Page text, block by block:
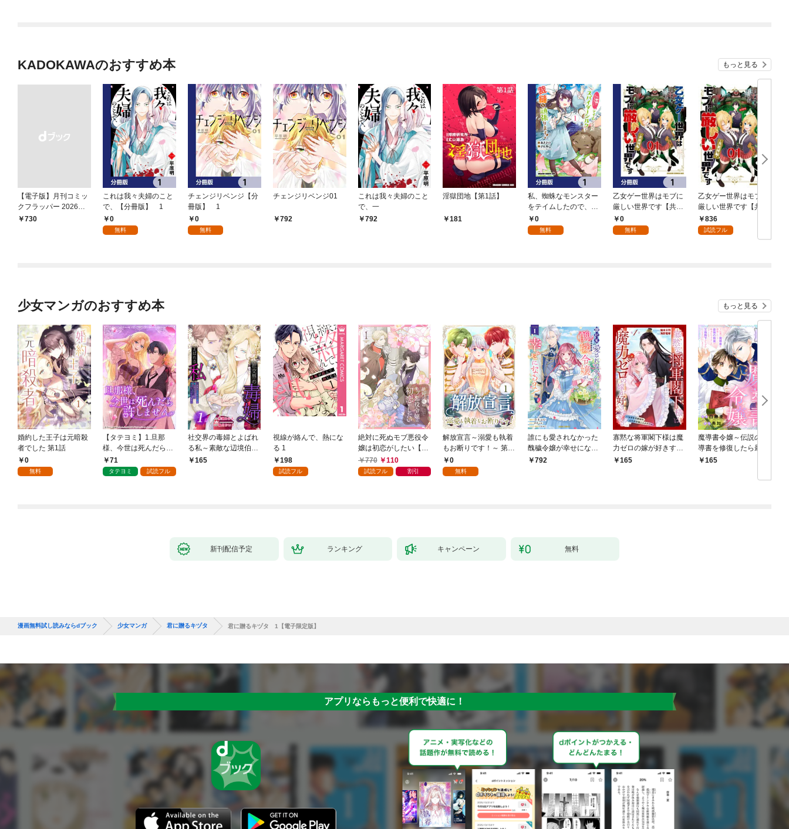
KADOKAWAのおすすめ本 もっと見る
【電子版】月刊コミッ
クフラッパー 2026年9
月号
￥730
これは我々夫婦のこと
で、【分冊版】 1
0
無料
チェンジリベンジ【分
冊版】 1
0
無料
チェンジリベンジ01
792
これは我々夫婦のこと
で、一
792
淫獄団地【第1話】
181
私、蜘蛛なモンスター
をテイムしたので、ス
パイダーシルクで裁縫
を頑張ります！【分冊
0
無料
乙女ゲー世界はモブに
厳しい世界です【共和
国編】【分冊版】 1
0
無料
乙女ゲー世界はモブに
厳しい世界です【共和
国編】 ０１
836
試読フル
少女マンガのおすすめ本 もっと見る
婚約した王子は元暗殺
者でした 第1話
0
無料
【タテヨミ】1.旦那
様、今世は死んだら許
しません
71
タテヨミ 試読フル
社交界の毒婦とよばれ
る私～素敵な辺境伯令
息に腕を折られたの
165
視線が絡んで、熱にな
る 1
198
試読フル
絶対に死ぬモブ悪役令
嬢は初恋がしたい【単
行本版】 1巻
770 110
試読フル 割引
解放宣言～溺愛も執着
もお断りです！～ 第1
話0
無料
誰にも愛されなかった
醜穢令嬢が幸せになる
まで 1
792
寡黙な将軍閣下様は魔
力ゼロの嫁が好きすぎ
る～なぜか旦那様の心
165
魔導書令嬢～伝説の魔
導書を修復したら最強
の精霊が味方になりま
下がなぜかいつもそば
165
新刊配信予定 ランキング キャンペーン 無料
漫画無料試し読みならdブック 少女マンガ 君に贈るキヅタ 君に贈るキヅタ 1【電子限定版】
アプリならもっと便利で快適に！